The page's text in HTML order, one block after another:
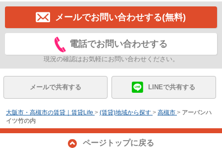
メールでお問い合わせする(無料)
電話でお問い合わせする
現況の確認はお気軽にお問い合わせください。
メールで共有する LINEで共有する
大阪市・高槻市の賃貸｜賃貸Life > (賃貸)地域から探す > 高槻市 > アーバンハ
イツ竹の内
ページトップに戻る